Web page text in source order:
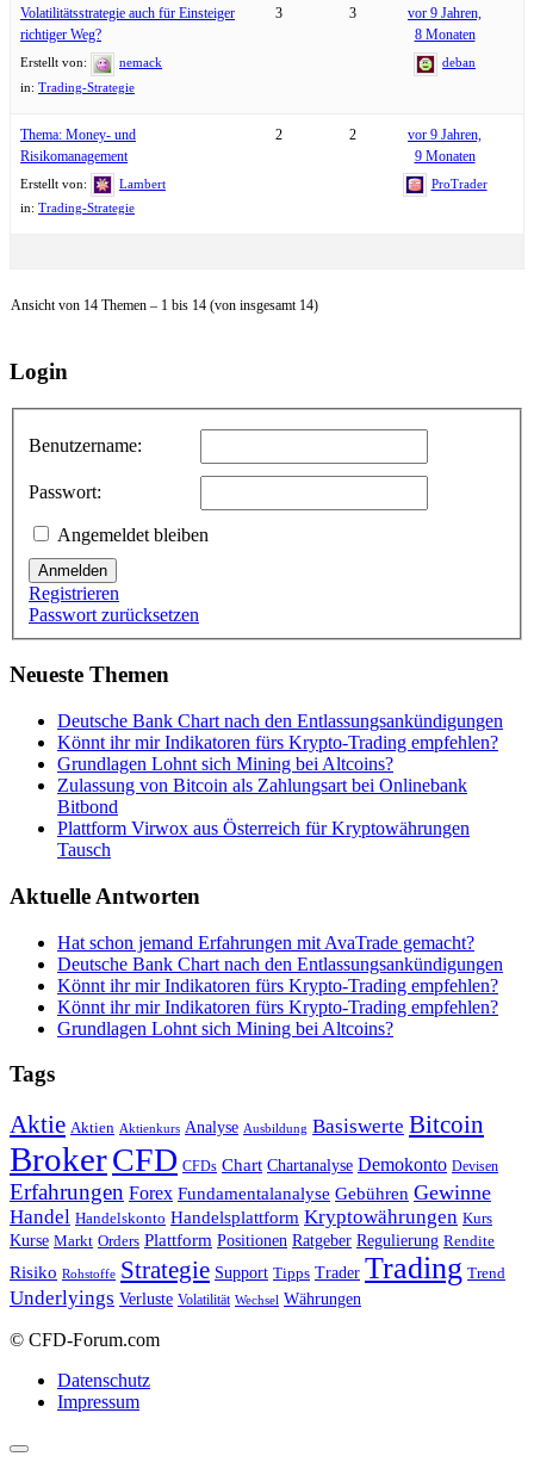
Volatilitätsstrategie auch für Einsteiger
richtiger Weg?
Erstellt von:
nemack
in: Trading-Strategie
3 3
vor 9 Jahren,
8 Monaten
deban
Thema: Money- und
Risikomanagement
Erstellt von:
Lambert
in: Trading-Strategie
2 2
vor 9 Jahren,
9 Monaten
ProTrader
Ansicht von 14 Themen – 1 bis 14 (von insgesamt 14)
Login
Benutzername:
Passwort:
Angemeldet bleiben
Anmelden
Registrieren
Passwort zurücksetzen
Neueste Themen
Deutsche Bank Chart nach den Entlassungsankündigungen
Könnt ihr mir Indikatoren fürs Krypto-Trading empfehlen?
Grundlagen Lohnt sich Mining bei Altcoins?
Zulassung von Bitcoin als Zahlungsart bei Onlinebank
Bitbond
Plattform Virwox aus Österreich für Kryptowährungen
Tausch
Aktuelle Antworten
Hat schon jemand Erfahrungen mit AvaTrade gemacht?
Deutsche Bank Chart nach den Entlassungsankündigungen
Könnt ihr mir Indikatoren fürs Krypto-Trading empfehlen?
Könnt ihr mir Indikatoren fürs Krypto-Trading empfehlen?
Grundlagen Lohnt sich Mining bei Altcoins?
Tags
Aktie Aktien Aktienkurs Analyse Ausbildung Basiswerte Bitcoin
BrokerCFD CFDs Chart Chartanalyse Demokonto Devisen
Erfahrungen Forex Fundamentalanalyse Gebühren Gewinne
Handel Handelskonto Handelsplattform Kryptowährungen Kurs
Kurse Markt Orders Plattform Positionen Ratgeber Regulierung Rendite
Risiko Rohstoffe Strategie Support Tipps Trader Trading Trend
Underlyings Verluste Volatilität Wechsel Währungen
© CFD-Forum.com
Datenschutz
Impressum